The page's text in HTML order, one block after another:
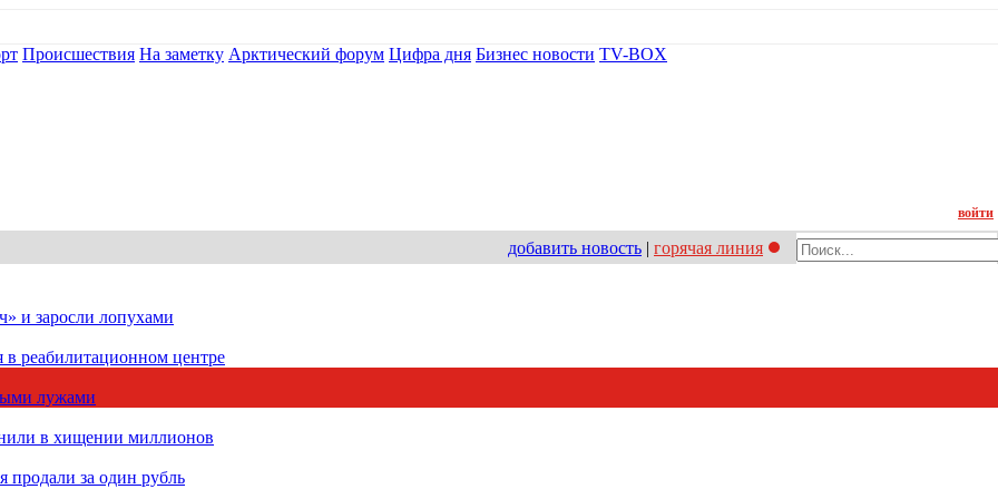
Происшествия На заметку Арктический форум Цифра дня Бизнес новости TV-BOX
войти
добавить новость | горячая линия
и заросли лопухами
реабилитационном центре
лужами
в хищении миллионов
продали за один рубль